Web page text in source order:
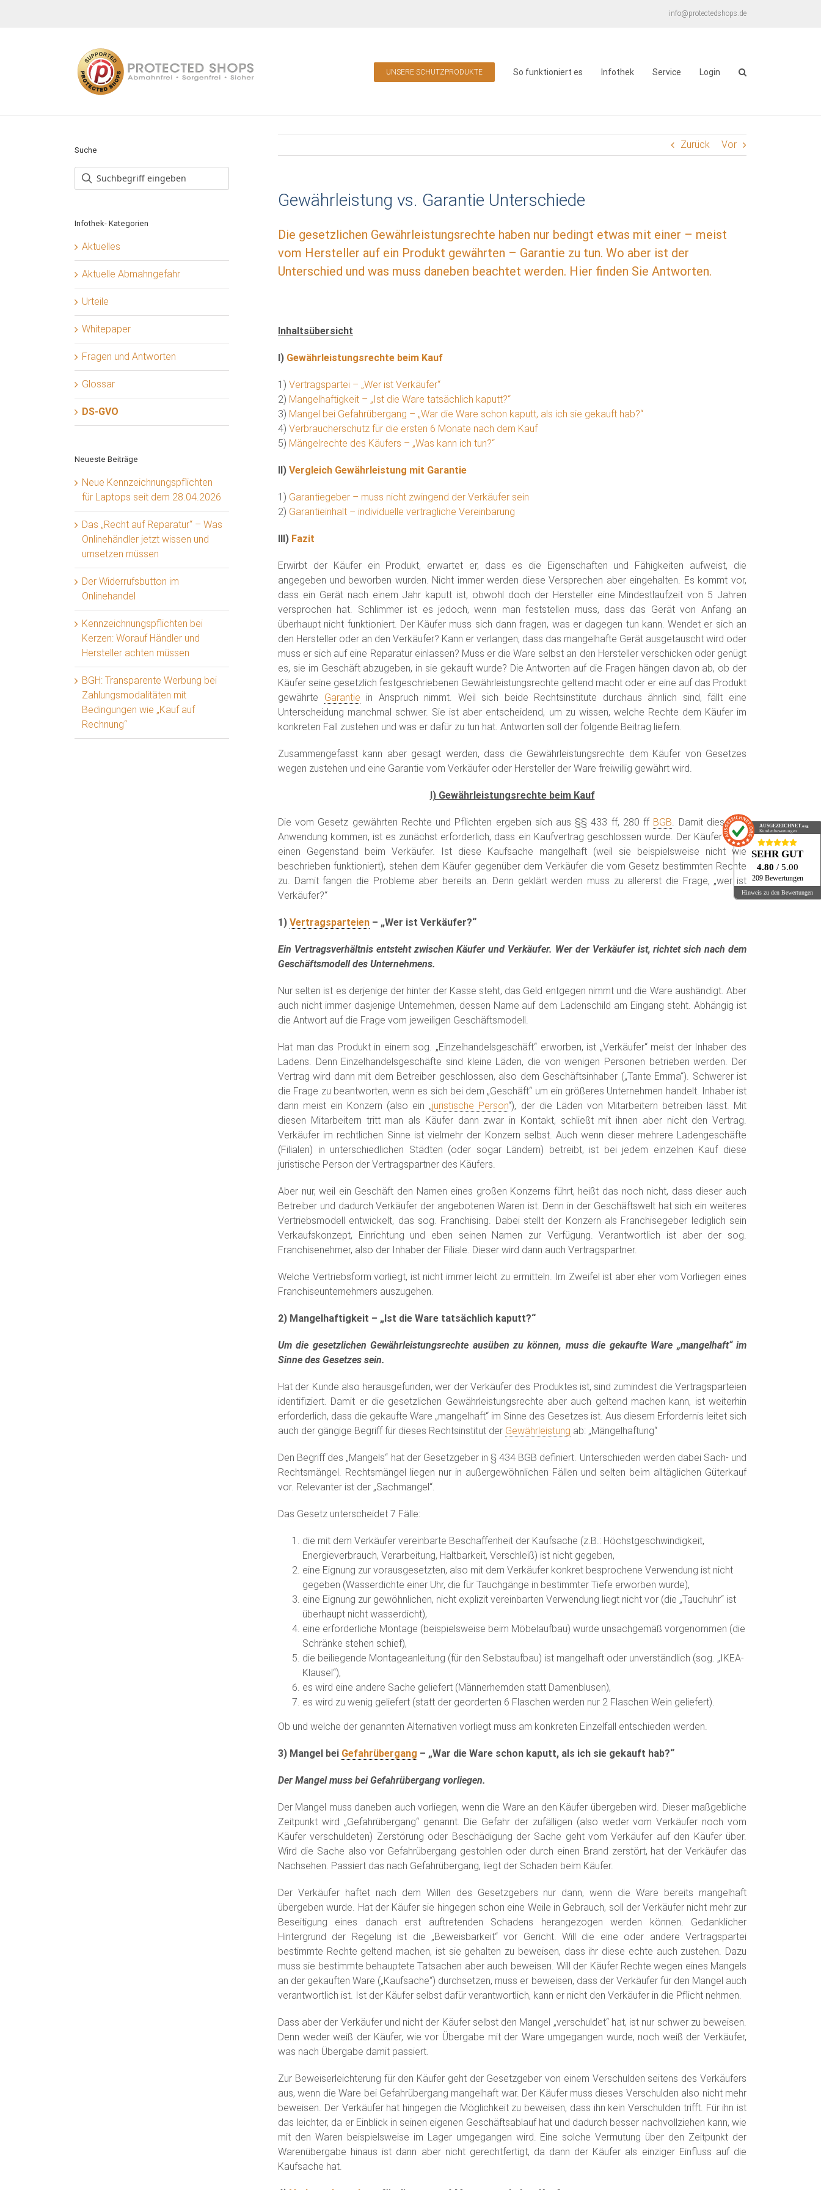
info@protectedshops.de
UNSERE SCHUTZPRODUKTE So funktioniert es Infothek Service Login
Zurück Vor
Gewährleistung vs. Garantie Unterschiede
Die gesetzlichen Gewährleistungsrechte haben nur bedingt etwas mit einer – meist
vom Hersteller auf ein Produkt gewährten – Garantie zu tun. Wo aber ist der
Unterschied und was muss daneben beachtet werden. Hier finden Sie Antworten.
Inhaltsübersicht
I) Gewährleistungsrechte beim Kauf
1) Vertragspartei – „Wer ist Verkäufer“
2) Mangelhaftigkeit – „Ist die Ware tatsächlich kaputt?“
3) Mangel bei Gefahrübergang – „War die Ware schon kaputt, als ich sie gekauft hab?“
4) Verbraucherschutz für die ersten 6 Monate nach dem Kauf
5) Mängelrechte des Käufers – „Was kann ich tun?“
II) Vergleich Gewährleistung mit Garantie
1) Garantiegeber – muss nicht zwingend der Verkäufer sein
2) Garantieinhalt – individuelle vertragliche Vereinbarung
III) Fazit
Erwirbt der Käufer ein Produkt, erwartet er, dass es die Eigenschaften und Fähigkeiten aufweist, die
angegeben und beworben wurden. Nicht immer werden diese Versprechen aber eingehalten. Es kommt vor,
dass ein Gerät nach einem Jahr kaputt ist, obwohl doch der Hersteller eine Mindestlaufzeit von 5 Jahren
versprochen hat. Schlimmer ist es jedoch, wenn man feststellen muss, dass das Gerät von Anfang an
überhaupt nicht funktioniert. Der Käufer muss sich dann fragen, was er dagegen tun kann. Wendet er sich an
den Hersteller oder an den Verkäufer? Kann er verlangen, dass das mangelhafte Gerät ausgetauscht wird oder
muss er sich auf eine Reparatur einlassen? Muss er die Ware selbst an den Hersteller verschicken oder genügt
es, sie im Geschäft abzugeben, in sie gekauft wurde? Die Antworten auf die Fragen hängen davon ab, ob der
Käufer seine gesetzlich festgeschriebenen Gewährleistungsrechte geltend macht oder er eine auf das Produkt
gewährte Garantie in Anspruch nimmt. Weil sich beide Rechtsinstitute durchaus ähnlich sind, fällt eine
Unterscheidung manchmal schwer. Sie ist aber entscheidend, um zu wissen, welche Rechte dem Käufer im
konkreten Fall zustehen und was er dafür zu tun hat. Antworten soll der folgende Beitrag liefern.
Zusammengefasst kann aber gesagt werden, dass die Gewährleistungsrechte dem Käufer von Gesetzes
wegen zustehen und eine Garantie vom Verkäufer oder Hersteller der Ware freiwillig gewährt wird.
I) Gewährleistungsrechte beim Kauf
Die vom Gesetz gewährten Rechte und Pflichten ergeben sich aus §§ 433 ff, 280 ff BGB . Damit diese zur
Anwendung kommen, ist es zunächst erforderlich, dass ein Kaufvertrag geschlossen wurde. Der Käufer kauft
einen Gegenstand beim Verkäufer. Ist diese Kaufsache mangelhaft (weil sie beispielsweise nicht wie
beschrieben funktioniert), stehen dem Käufer gegenüber dem Verkäufer die vom Gesetz bestimmten Rechte
zu. Damit fangen die Probleme aber bereits an. Denn geklärt werden muss zu allererst die Frage, „wer ist
Verkäufer?“
1) Vertragsparteien – „Wer ist Verkäufer?“
Ein Vertragsverhältnis entsteht zwischen Käufer und Verkäufer. Wer der Verkäufer ist, richtet sich nach dem
Geschäftsmodell des Unternehmens.
Nur selten ist es derjenige der hinter der Kasse steht, das Geld entgegen nimmt und die Ware aushändigt. Aber
auch nicht immer dasjenige Unternehmen, dessen Name auf dem Ladenschild am Eingang steht. Abhängig ist
die Antwort auf die Frage vom jeweiligen Geschäftsmodell.
Hat man das Produkt in einem sog. „Einzelhandelsgeschäft“ erworben, ist „Verkäufer“ meist der Inhaber des
Ladens. Denn Einzelhandelsgeschäfte sind kleine Läden, die von wenigen Personen betrieben werden. Der
Vertrag wird dann mit dem Betreiber geschlossen, also dem Geschäftsinhaber („Tante Emma“). Schwerer ist
die Frage zu beantworten, wenn es sich bei dem „Geschäft“ um ein größeres Unternehmen handelt. Inhaber ist
dann meist ein Konzern (also ein „juristische Person“), der die Läden von Mitarbeitern betreiben lässt. Mit
diesen Mitarbeitern tritt man als Käufer dann zwar in Kontakt, schließt mit ihnen aber nicht den Vertrag.
Verkäufer im rechtlichen Sinne ist vielmehr der Konzern selbst. Auch wenn dieser mehrere Ladengeschäfte
(Filialen) in unterschiedlichen Städten (oder sogar Ländern) betreibt, ist bei jedem einzelnen Kauf diese
juristische Person der Vertragspartner des Käufers.
Aber nur, weil ein Geschäft den Namen eines großen Konzerns führt, heißt das noch nicht, dass dieser auch
Betreiber und dadurch Verkäufer der angebotenen Waren ist. Denn in der Geschäftswelt hat sich ein weiteres
Vertriebsmodell entwickelt, das sog. Franchising. Dabei stellt der Konzern als Franchisegeber lediglich sein
Verkaufskonzept, Einrichtung und eben seinen Namen zur Verfügung. Verantwortlich ist aber der sog.
Franchisenehmer, also der Inhaber der Filiale. Dieser wird dann auch Vertragspartner.
Welche Vertriebsform vorliegt, ist nicht immer leicht zu ermitteln. Im Zweifel ist aber eher vom Vorliegen eines
Franchiseunternehmers auszugehen.
2) Mangelhaftigkeit – „Ist die Ware tatsächlich kaputt?“
Um die gesetzlichen Gewährleistungsrechte ausüben zu können, muss die gekaufte Ware „mangelhaft“ im
Sinne des Gesetzes sein.
Hat der Kunde also herausgefunden, wer der Verkäufer des Produktes ist, sind zumindest die Vertragsparteien
identifiziert. Damit er die gesetzlichen Gewährleistungsrechte aber auch geltend machen kann, ist weiterhin
erforderlich, dass die gekaufte Ware „mangelhaft“ im Sinne des Gesetzes ist. Aus diesem Erfordernis leitet sich
auch der gängige Begriff für dieses Rechtsinstitut der Gewährleistung ab: „Mängelhaftung“
Den Begriff des „Mangels“ hat der Gesetzgeber in § 434 BGB definiert. Unterschieden werden dabei Sach- und
Rechtsmängel. Rechtsmängel liegen nur in außergewöhnlichen Fällen und selten beim alltäglichen Güterkauf
vor. Relevanter ist der „Sachmangel“.
Das Gesetz unterscheidet 7 Fälle:
die mit dem Verkäufer vereinbarte Beschaffenheit der Kaufsache (z.B.: Höchstgeschwindigkeit,
Energieverbrauch, Verarbeitung, Haltbarkeit, Verschleiß) ist nicht gegeben,
eine Eignung zur vorausgesetzten, also mit dem Verkäufer konkret besprochene Verwendung ist nicht
gegeben (Wasserdichte einer Uhr, die für Tauchgänge in bestimmter Tiefe erworben wurde),
eine Eignung zur gewöhnlichen, nicht explizit vereinbarten Verwendung liegt nicht vor (die „Tauchuhr“ ist
überhaupt nicht wasserdicht),
eine erforderliche Montage (beispielsweise beim Möbelaufbau) wurde unsachgemäß vorgenommen (die
Schränke stehen schief),
die beiliegende Montageanleitung (für den Selbstaufbau) ist mangelhaft oder unverständlich (sog. „IKEA-
Klausel“),
es wird eine andere Sache geliefert (Männerhemden statt Damenblusen),
es wird zu wenig geliefert (statt der georderten 6 Flaschen werden nur 2 Flaschen Wein geliefert).
Ob und welche der genannten Alternativen vorliegt muss am konkreten Einzelfall entschieden werden.
3) Mangel bei Gefahrübergang – „War die Ware schon kaputt, als ich sie gekauft hab?“
Der Mangel muss bei Gefahrübergang vorliegen.
Der Mangel muss daneben auch vorliegen, wenn die Ware an den Käufer übergeben wird. Dieser maßgebliche
Zeitpunkt wird „Gefahrübergang“ genannt. Die Gefahr der zufälligen (also weder vom Verkäufer noch vom
Käufer verschuldeten) Zerstörung oder Beschädigung der Sache geht vom Verkäufer auf den Käufer über.
Wird die Sache also vor Gefahrübergang gestohlen oder durch einen Brand zerstört, hat der Verkäufer das
Nachsehen. Passiert das nach Gefahrübergang, liegt der Schaden beim Käufer.
Der Verkäufer haftet nach dem Willen des Gesetzgebers nur dann, wenn die Ware bereits mangelhaft
übergeben wurde. Hat der Käufer sie hingegen schon eine Weile in Gebrauch, soll der Verkäufer nicht mehr zur
Beseitigung eines danach erst auftretenden Schadens herangezogen werden können. Gedanklicher
Hintergrund der Regelung ist die „Beweisbarkeit“ vor Gericht. Will die eine oder andere Vertragspartei
bestimmte Rechte geltend machen, ist sie gehalten zu beweisen, dass ihr diese echte auch zustehen. Dazu
muss sie bestimmte behauptete Tatsachen aber auch beweisen. Will der Käufer Rechte wegen eines Mangels
an der gekauften Ware („Kaufsache“) durchsetzen, muss er beweisen, dass der Verkäufer für den Mangel auch
verantwortlich ist. Ist der Käufer selbst dafür verantwortlich, kann er nicht den Verkäufer in die Pflicht nehmen.
Dass aber der Verkäufer und nicht der Käufer selbst den Mangel „verschuldet“ hat, ist nur schwer zu beweisen.
Denn weder weiß der Käufer, wie vor Übergabe mit der Ware umgegangen wurde, noch weiß der Verkäufer,
was nach Übergabe damit passiert.
Zur Beweiserleichterung für den Käufer geht der Gesetzgeber von einem Verschulden seitens des Verkäufers
aus, wenn die Ware bei Gefahrübergang mangelhaft war. Der Käufer muss dieses Verschulden also nicht mehr
beweisen. Der Verkäufer hat hingegen die Möglichkeit zu beweisen, dass ihn kein Verschulden trifft. Für ihn ist
das leichter, da er Einblick in seinen eigenen Geschäftsablauf hat und dadurch besser nachvollziehen kann, wie
mit den Waren beispielsweise im Lager umgegangen wird. Eine solche Vermutung über den Zeitpunkt der
Warenübergabe hinaus ist dann aber nicht gerechtfertigt, da dann der Käufer als einziger Einfluss auf die
Kaufsache hat.
Suche
Infothek- Kategorien
Aktuelles
Aktuelle Abmahngefahr
Urteile
Whitepaper
Fragen und Antworten
Glossar
DS-GVO
Neueste Beiträge
Neue Kennzeichnungspflichten
für Laptops seit dem 28.04.2026
Das „Recht auf Reparatur“ – Was
Onlinehändler jetzt wissen und
umsetzen müssen
Der Widerrufsbutton im
Onlinehandel
Kennzeichnungspflichten bei
Kerzen: Worauf Händler und
Hersteller achten müssen
BGH: Transparente Werbung bei
Zahlungsmodalitäten mit
Bedingungen wie „Kauf auf
Rechnung“
AUSGEZEICHNET.org
Kundenbewertungen
SEHR GUT
4.80 / 5.00
209 Bewertungen
Hinweis zu den Bewertungen